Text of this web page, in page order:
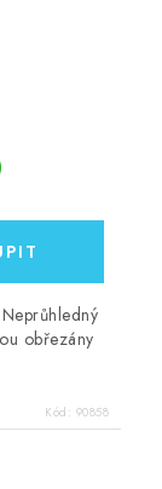
obřezány
Kód: 90858